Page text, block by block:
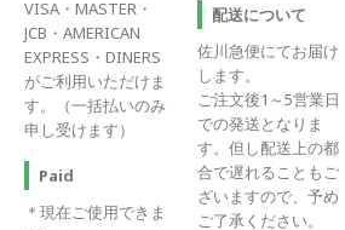
VISA・MASTER・
JCB・AMERICAN
EXPRESS・DINERS
がご利用いただけま
す。（一括払いのみ
申し受けます）
Paid
＊現在ご使用できま
配送について
佐川急便にてお届け
します。
ご注文後1～5営業日
での発送となりま
す。但し配送上の都
合で遅れることもご
ざいますので、予め
ご了承ください。